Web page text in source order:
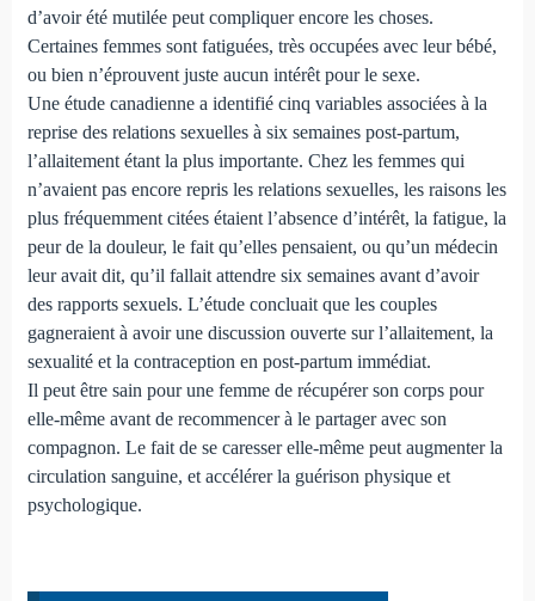
d’avoir été mutilée peut compliquer encore les choses.
Certaines femmes sont fatiguées, très occupées avec leur bébé,
ou bien n’éprouvent juste aucun intérêt pour le sexe.
Une étude canadienne a identifié cinq variables associées à la
reprise des relations sexuelles à six semaines post-partum,
l’allaitement étant la plus importante. Chez les femmes qui
n’avaient pas encore repris les relations sexuelles, les raisons les
plus fréquemment citées étaient l’absence d’intérêt, la fatigue, la
peur de la douleur, le fait qu’elles pensaient, ou qu’un médecin
leur avait dit, qu’il fallait attendre six semaines avant d’avoir
des rapports sexuels. L’étude concluait que les couples
gagneraient à avoir une discussion ouverte sur l’allaitement, la
sexualité et la contraception en post-partum immédiat.
Il peut être sain pour une femme de récupérer son corps pour
elle-même avant de recommencer à le partager avec son
compagnon. Le fait de se caresser elle-même peut augmenter la
circulation sanguine, et accélérer la guérison physique et
psychologique.